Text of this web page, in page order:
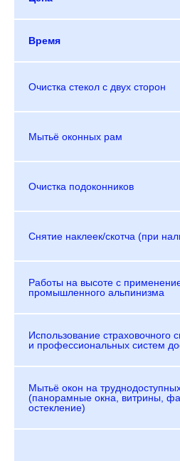
Время
Очистка стекол с двух сторон
Мытьё оконных рам
Очистка подоконников
Снятие наклеек/скотча (при
Работы на высоте с
промышленного альпинизма
Использование страховочного
и профессиональных систем
Мытьё окон на
(панорамные окна, витрины,
остекление)